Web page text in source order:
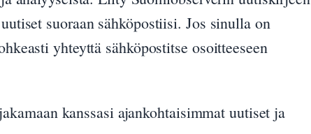
suoraan sähköpostiisi. Jos sinulla on
yhteyttä sähköpostitse osoitteeseen
kanssasi ajankohtaisimmat uutiset ja